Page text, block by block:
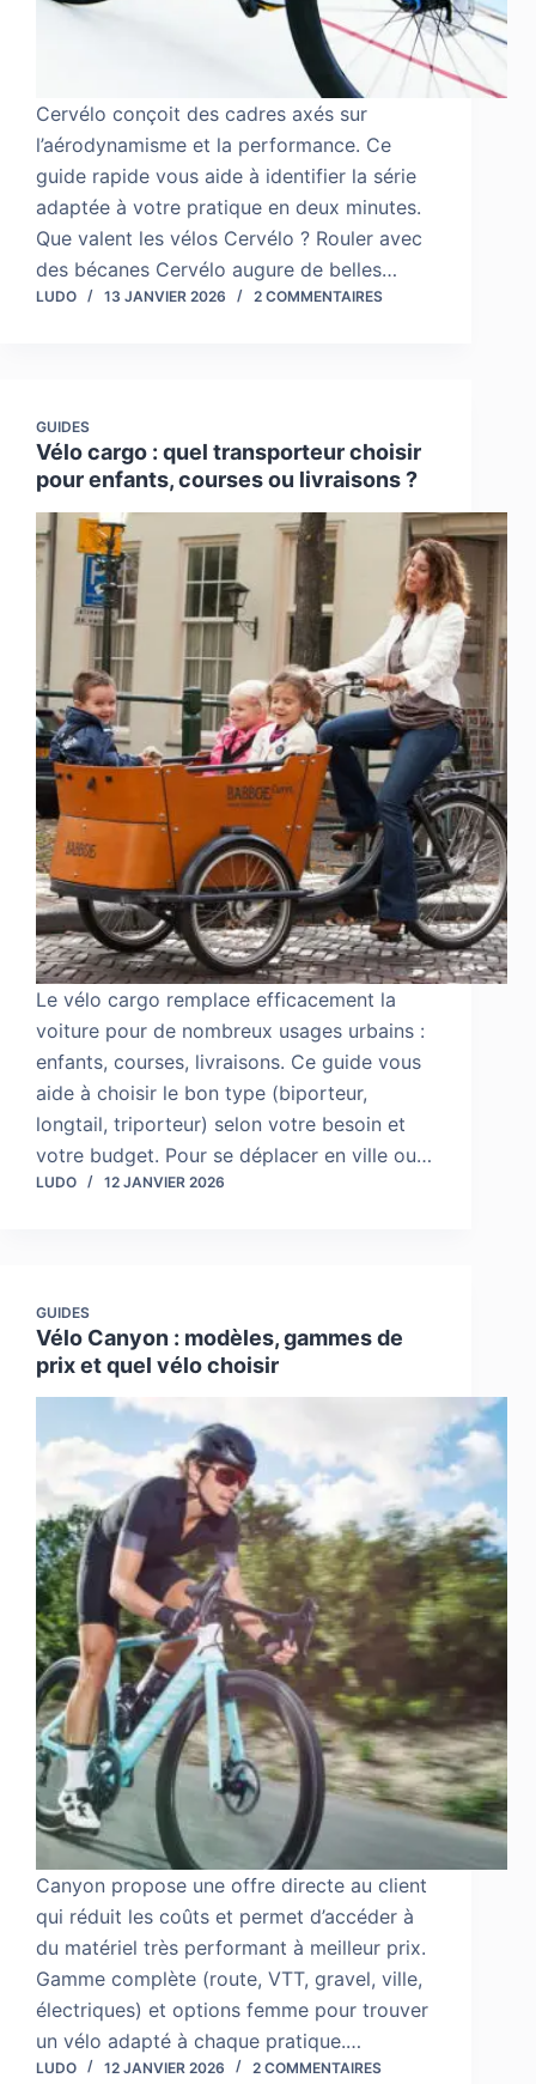
Cervélo conçoit des cadres axés sur
l’aérodynamisme et la performance. Ce
guide rapide vous aide à identifier la série
adaptée à votre pratique en deux minutes.
Que valent les vélos Cervélo ? Rouler avec
des bécanes Cervélo augure de belles…
LUDO 13 JANVIER 2026 2 COMMENTAIRES
GUIDES
Vélo cargo : quel transporteur choisir
pour enfants, courses ou livraisons ?
Le vélo cargo remplace efficacement la
voiture pour de nombreux usages urbains :
enfants, courses, livraisons. Ce guide vous
aide à choisir le bon type (biporteur,
longtail, triporteur) selon votre besoin et
votre budget. Pour se déplacer en ville ou…
LUDO 12 JANVIER 2026
GUIDES
Vélo Canyon : modèles, gammes de
prix et quel vélo choisir
Canyon propose une offre directe au client
qui réduit les coûts et permet d’accéder à
du matériel très performant à meilleur prix.
Gamme complète (route, VTT, gravel, ville,
électriques) et options femme pour trouver
un vélo adapté à chaque pratique.…
LUDO 12 JANVIER 2026 2 COMMENTAIRES